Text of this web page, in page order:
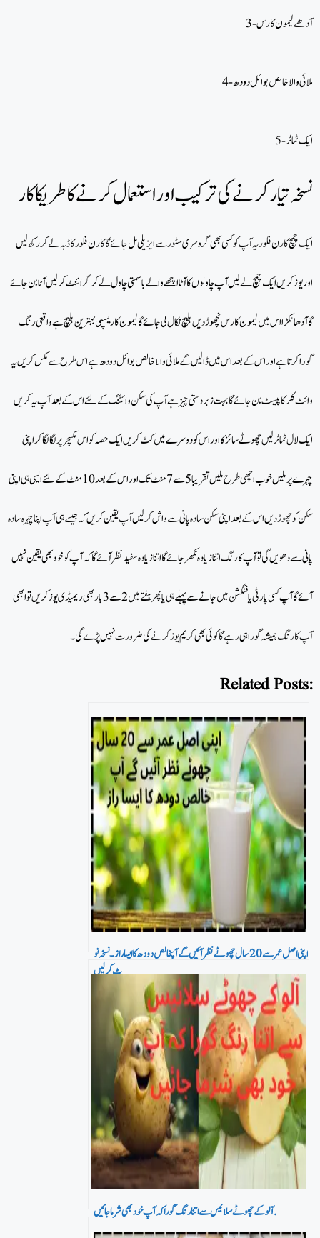
3- آدھے لیمون کا رس
4- ملائی والا خالص بوائل دودھ
5- ایک ٹماٹر
نسخہ تیارکرنےکی ترکیب اور استعمال کرنے کا طریکا کار
ایک چمچ کارن فلور یہ آپ کو کسی بھی گروسری سٹور سے ایزیلی مل جائے گا کارن فلور کا ڈبہ لے کر رکھ لیں
اور یوز کریں ایک چمچ لے لیں آپ چاولوں کا آٹا اچھے والے باسمتی چاول لے کر گرائنٹ کر لیں آٹا بن جائے
گا آدھا ٹکڑا اس میں لیمون کا رس نچھوڑ دیں بلیچ نکال لی جائے گا لیمون کا ریسپی بہترین بلیچ ہے واقعی رنگ
گورا کرتا ہے اور اس کے بعد اس میں ڈالیں گے ملائی والا خالص بوائل دودھ ہے اس طرح سے مکس کریں یہ
وائٹ کلر کا پیسٹ بن جائے گا بہت زبردستی چیز ہے آپ کی سکن وائٹنگ کے لئے اس کے بعد آپ یہ کریں
ایک لال ٹماٹر لیں چھوٹے سائز کا اور اس کو دوسرے میں کٹ کریں ایک حصہ کو اس مکسچر پر لگا لگا کر اپنی
چہرے پر ملیں خوب اچھی طرح ملیں تقریبا 5 سے 7 منٹ تک اور اس کے بعد 10 منٹ کے لئے ایسی ہی اپنی
سکن کو چھوڑ دیں اس کے بعد اپنی سکن سادہ پانی سے واش کر لیں آپ یقین کریں کہ جیسے ہی آپ اپنا چہرہ سادہ
پانی سے دھویں گی تو آپ کا رنگ اتنا زیادہ نکھر جائے گا اتنا زیادہ سفید نظر آئے گا کہ آپ کو خود بھی یقین نہیں
آئے گا آپ کسی پارٹی یا فنگشن میں جانے سے پہلے ہی یا پھر ہفتے میں 2 سے 3 بار بھی ریمیڈی یوز کریں تو ابھی
آپ کا رنگ ہمیشہ گورا ہی رہے گا کوئی بھی کریم یوز کرنے کی ضرورت نہیں پڑے گی۔
Related Posts:
اپنی اصل عمر سے 20 سال چھوٹے نظر آئیں گے آپخالص دودھ کا ایسا راز۔ نسخہ نو
ٹ کر لیں
آلو کے چھوٹے سلائیس سے اتنا رنگ گورا کہ آپ خود بھی شرما جائیں.